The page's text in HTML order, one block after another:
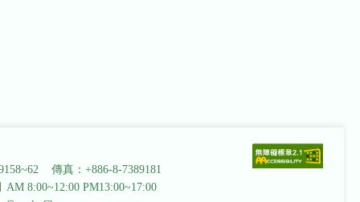
傳真：+886-8-7389181
AM 8:00~12:00 PM13:00~17:00